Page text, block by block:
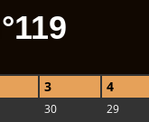
3 4
30
29